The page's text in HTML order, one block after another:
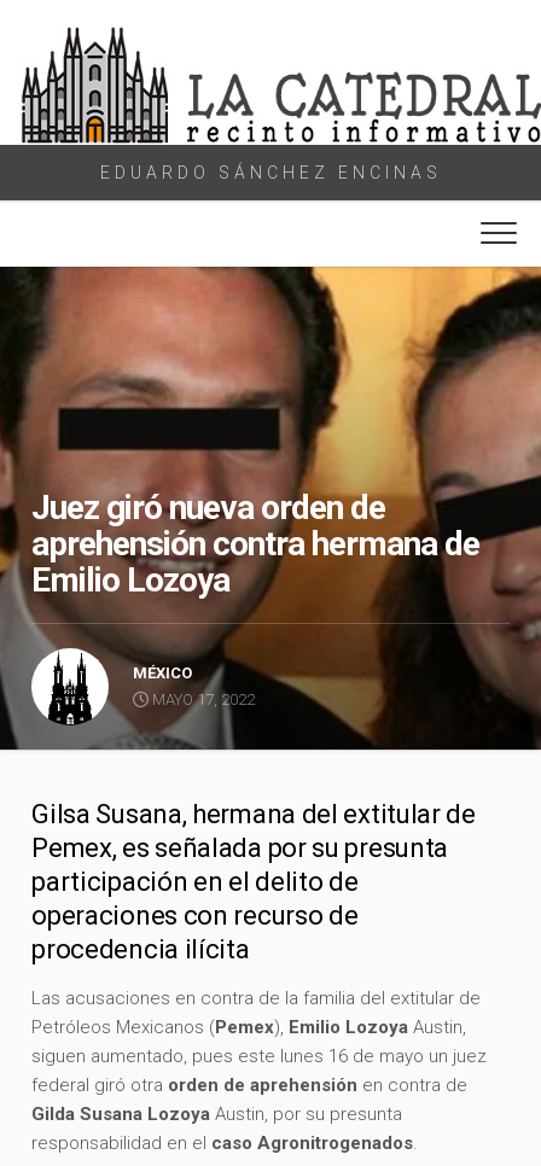
content
EDUARDO SÁNCHEZ ENCINAS
Juez giró nueva orden de
aprehensión contra hermana de
Emilio Lozoya
MÉXICO
MAYO 17, 2022
Gilsa Susana, hermana del extitular de
Pemex, es señalada por su presunta
participación en el delito de
operaciones con recurso de
procedencia ilícita
Las acusaciones en contra de la familia del extitular de
Petróleos Mexicanos (Pemex), Emilio Lozoya Austin,
siguen aumentado, pues este lunes 16 de mayo un juez
federal giró otra orden de aprehensión en contra de
Gilda Susana Lozoya Austin, por su presunta
responsabilidad en el caso Agronitrogenados.